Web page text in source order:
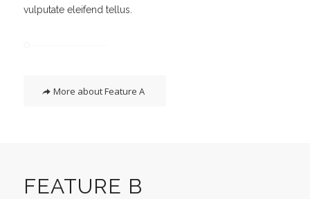
vulputate eleifend tellus.
More about Feature A
FEATURE B